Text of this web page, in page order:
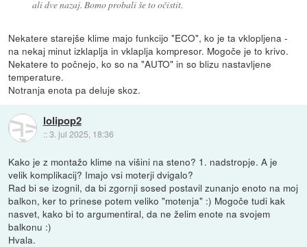
ali dve nazaj. Bomo probali še to očistit.
Nekatere starejše klime majo funkcijo "ECO", ko je ta vklopljena -
na nekaj minut izklaplja in vklaplja kompresor. Mogoče je to krivo.
Nekatere to počnejo, ko so na "AUTO" in so blizu nastavljene
temperature.
Notranja enota pa deluje skoz.
lolipop2
::3. jul 2025, 18:36
Kako je z montažo klime na višini na steno? 1. nadstropje. A je
velik komplikacij? Imajo vsi moterji dvigalo?
Rad bi se izognil, da bi zgornji sosed postavil zunanjo enoto na moj
balkon, ker to prinese potem veliko "motenja" :) Mogoče tudi kak
nasvet, kako bi to argumentiral, da ne želim enote na svojem
balkonu :)
Hvala.